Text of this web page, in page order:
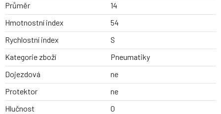
Průměr
14
Hmotnostní index
54
Rychlostní index
S
Kategorie zboží
Pneumatiky
Dojezdová
ne
Protektor
ne
Hlučnost
0